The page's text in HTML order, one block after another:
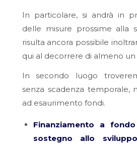
In particolare, si andrà in
delle misure prossime alla
risulta ancora possibile
qui al decorrere di almeno un
In secondo luogo
senza scadenza temporale,
ad esaurimento fondi.
Finanziamento a
sostegno allo